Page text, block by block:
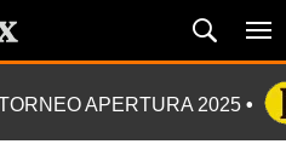
APERTURA 2025